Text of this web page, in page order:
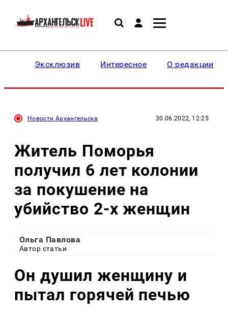
Эксклюзив Интересное О редакции
Новости Архангельска 30.06.2022, 12:25
Житель Поморья
получил 6 лет колонии
за покушение на
убийство 2-х женщин
Ольга Павлова
Автор статьи
Он душил женщину и
пытал горячей печью